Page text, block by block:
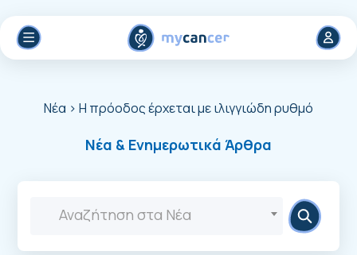
Νέα > Η πρόοδος έρχεται με ιλιγγιώδη ρυθμό
Νέα & Ενημερωτικά Άρθρα
Αναζήτηση στα Νέα